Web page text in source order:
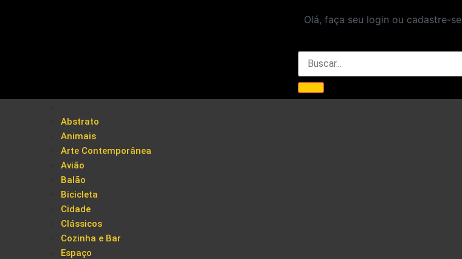
Olá, faça seu login ou cadastre-se
Abstrato
Animais
Arte Contemporânea
Avião
Balão
Bicicleta
Cidade
Clássicos
Cozinha e Bar
Espaço